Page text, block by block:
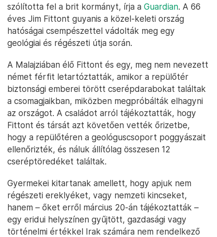
szólította fel a brit kormányt, írja a Guardian. A 66
éves Jim Fittont guyanis a közel-keleti ország
hatóságai csempészettel vádolták meg egy
geológiai és régészeti útja során.
A Malajziában élő Fittont és egy, meg nem nevezett
német férfit letartóztatták, amikor a repülőtér
biztonsági emberei törött cserépdarabokat találtak
a csomagjaikban, miközben megpróbálták elhagyni
az országot. A családot arról tájékoztatták, hogy
Fittont és társát azt követően vették őrizetbe,
hogy a repülőtéren a geológuscsoport poggyászait
ellenőrizték, és náluk állítólag összesen 12
cseréptöredéket találtak.
Gyermekei kitartanak amellett, hogy apjuk nem
régészeti ereklyéket, vagy nemzeti kincseket,
hanem – őket erről március 20-án tájékoztatták –
egy eridui helyszínen gyűjtött, gazdasági vagy
történelmi értékkel Irak számára nem rendelkező